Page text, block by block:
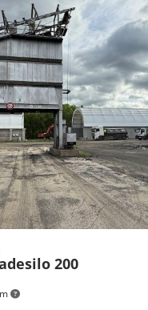
200